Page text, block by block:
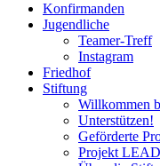
Konfirmanden
Jugendliche
Teamer-Treff
Instagram
Friedhof
Stiftung
Willkommen
Unterstützen!
Geförderte
Projekt